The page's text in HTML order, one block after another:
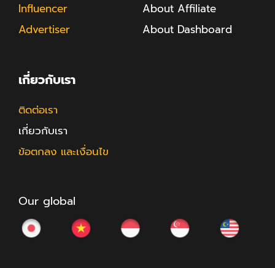
Influencer
Advertiser
About Affiliate
About Dashboard
เกี่ยวกับเรา
ติดต่อเรา
เกี่ยวกับเรา
ข้อตกลง และเงื่อนไข
Our global